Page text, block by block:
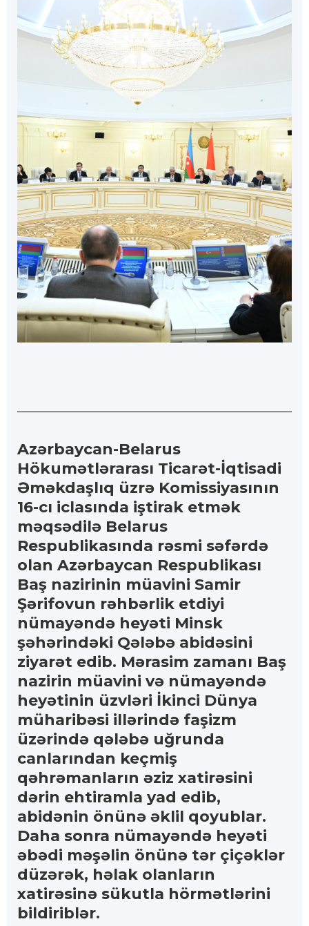
Azərbaycan-Belarus
Hökumətlərarası Ticarət-İqtisadi
Əməkdaşlıq üzrə Komissiyasının
16-cı iclasında iştirak etmək
məqsədilə Belarus
Respublikasında rəsmi səfərdə
olan Azərbaycan Respublikası
Baş nazirinin müavini Samir
Şərifovun rəhbərlik etdiyi
nümayəndə heyəti Minsk
şəhərindəki Qələbə abidəsini
ziyarət edib. Mərasim zamanı Baş
nazirin müavini və nümayəndə
heyətinin üzvləri İkinci Dünya
müharibəsi illərində faşizm
üzərində qələbə uğrunda
canlarından keçmiş
qəhrəmanların əziz xatirəsini
dərin ehtiramla yad edib,
abidənin önünə əklil qoyublar.
Daha sonra nümayəndə heyəti
əbədi məşəlin önünə tər çiçəklər
düzərək, həlak olanların
xatirəsinə sükutla hörmətlərini
bildiriblər.